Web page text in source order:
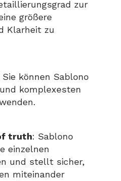
zur
größere
Klarheit zu
Sie können Sablono
komplexesten
truth: Sablono
einzelnen
und stellt sicher,
miteinander